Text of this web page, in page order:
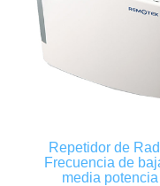
Repetidor de
Frecuencia de
media potencia